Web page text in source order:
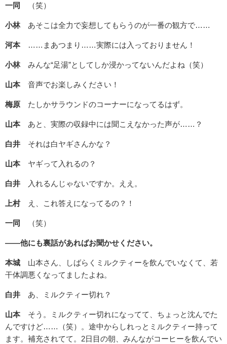
一同 （笑）
小林あそこは全力で妄想してもらうのが一番の観方で……
河本……まあつまり……実際には入っておりません！
小林みんな“足湯”としてしか浸かってないんだよね（笑）
山本音声でお楽しみください！
梅原 たしかサラウンドのコーナーになってるはず。
山本あと、実際の収録中には聞こえなかった声が……？
白井 それは白ヤギさんかな？
山本ヤギって入れるの？
白井 入れるんじゃないですか。ええ。
上村え、これ答えになってるの？！
一同 （笑）
――他にも裏話があればお聞かせください。
本城 山本さん、しばらくミルクティーを飲んでいなくて、若
干体調悪くなってましたよね。
白井 あ、ミルクティー切れ？
山本そう。ミルクティー切れになってて、ちょっと沈んでた
んですけど……（笑）。途中からしれっとミルクティー持って
ます。補充されてて。2日目の朝、みんながコーヒーを飲んでい